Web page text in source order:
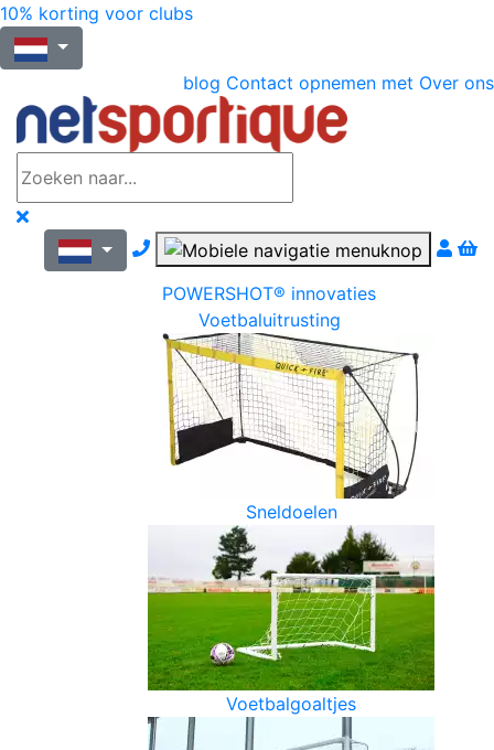
10% korting voor clubs
blog Contact opnemen met Over ons
Nous contacter par téléphone
POWERSHOT® innovaties
Voetbaluitrusting
Sneldoelen
Voetbalgoaltjes